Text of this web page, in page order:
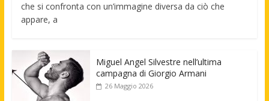
che si confronta con un’immagine diversa da ciò che
appare, a
Miguel Angel Silvestre nell’ultima
campagna di Giorgio Armani
26 Maggio 2026